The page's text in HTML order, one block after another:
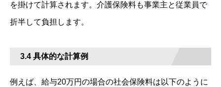
を掛けて計算されます。介護保険料も事業主と従業員で
折半して負担します。
3.4 具体的な計算例
例えば、給与20万円の場合の社会保険料は以下のように